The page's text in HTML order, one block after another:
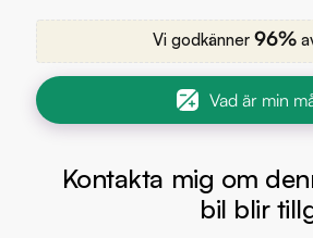
Vi godkänner 96%
Vad är min
Kontakta mig om
bil blir